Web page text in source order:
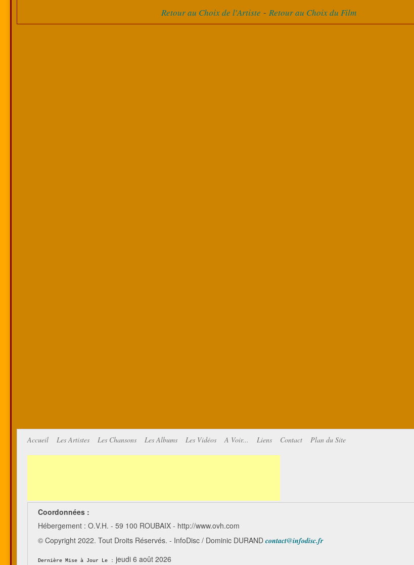
Retour au Choix de l'Artiste - Retour au Choix du Film
Accueil Les Artistes Les Chansons Les Albums Les Vidéos A Voir... Liens Contact Plan du Site
Coordonnées :
Hébergement : O.V.H. - 59 100 ROUBAIX - http://www.ovh.com
© Copyright 2022. Tout Droits Réservés. - InfoDisc / Dominic DURAND contact@infodisc.fr
Dernière Mise à Jour Le : jeudi 6 août 2026